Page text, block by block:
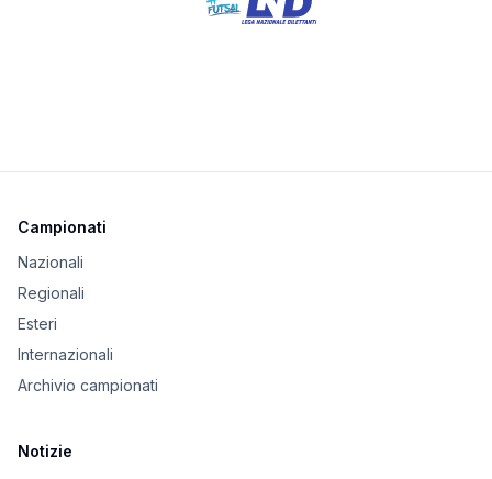
Campionati
Nazionali
Regionali
Esteri
Internazionali
Archivio campionati
Notizie